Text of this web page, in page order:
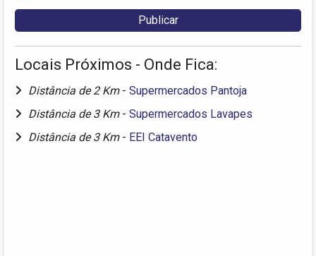
Locais Próximos - Onde Fica:
Distância de 2 Km - Supermercados Pantoja
Distância de 3 Km - Supermercados Lavapes
Distância de 3 Km - EEI Catavento